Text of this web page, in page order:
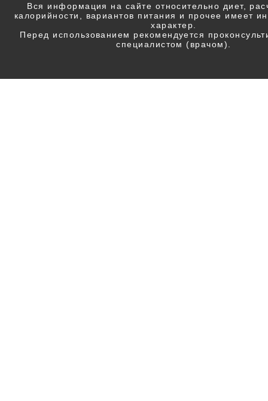
Вся информация на сайте относительно диет,
калорийности, вариантов питания и прочее имеет
характер.
Перед использованием рекомендуется
специалистом (врачом).